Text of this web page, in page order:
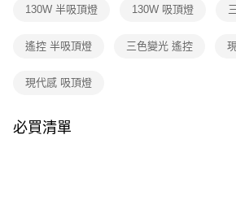
※ 請注意：結帳手續完成當下不需立刻繳費，但
※ 交易是否成功請以「AFTEE先享後付 」之結帳
客戶支援中心」https://
１．透過由恩沛科技股份有限公司提供之「
130W 半吸頂燈 130W 吸頂燈
遙控 半吸頂燈 三色變光 遙控
現代感 吸頂燈
必買清單